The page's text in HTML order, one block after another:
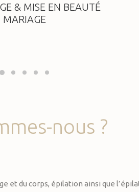
& MISE EN BEAUTÉ
MARIAGE
nous ?
et du corps, épilation ainsi que